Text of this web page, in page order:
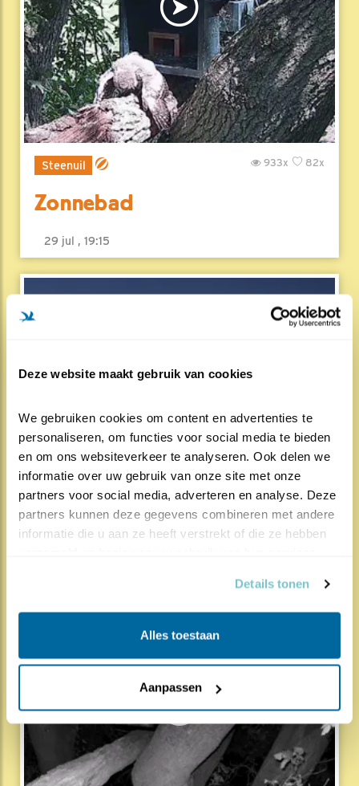
Deze website maakt gebruik van cookies
We gebruiken cookies om content en advertenties te
personaliseren, om functies voor social media te bieden
en om ons websiteverkeer te analyseren. Ook delen we
informatie over uw gebruik van onze site met onze
partners voor social media, adverteren en analyse. Deze
partners kunnen deze gegevens combineren met andere
informatie die u aan ze heeft verstrekt of die ze hebben
Details tonen
Alles toestaan
Aanpassen
Steenuil 82x
933x
Zonnebad
29 jul , 19:15
Gierzwaluw 78x
1080x